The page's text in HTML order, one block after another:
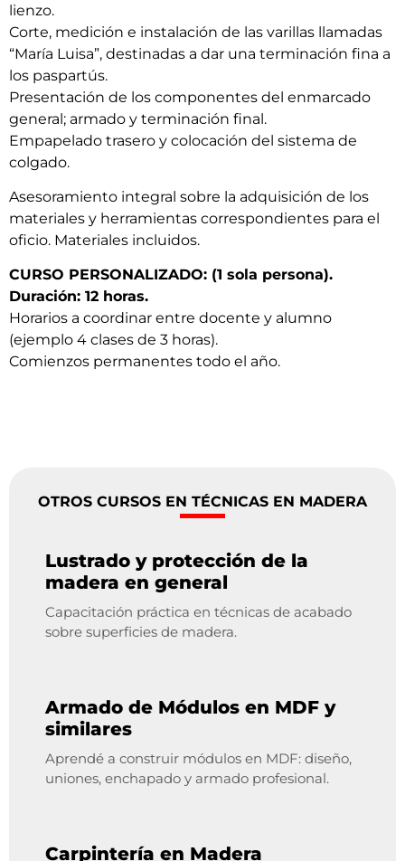
lienzo.
Corte, medición e instalación de las varillas llamadas
“María Luisa”, destinadas a dar una terminación fina a
los paspartús.
Presentación de los componentes del enmarcado
general; armado y terminación final.
Empapelado trasero y colocación del sistema de
colgado.
Asesoramiento integral sobre la adquisición de los
materiales y herramientas correspondientes para el
oficio. Materiales incluidos.
CURSO PERSONALIZADO: (1 sola persona).
Duración: 12 horas.
Horarios a coordinar entre docente y alumno
(ejemplo 4 clases de 3 horas).
Comienzos permanentes todo el año.
OTROS CURSOS EN TÉCNICAS EN MADERA
Lustrado y protección de la
madera en general
Capacitación práctica en técnicas de acabado
sobre superficies de madera.
Armado de Módulos en MDF y
similares
Aprendé a construir módulos en MDF: diseño,
uniones, enchapado y armado profesional.
Carpintería en Madera